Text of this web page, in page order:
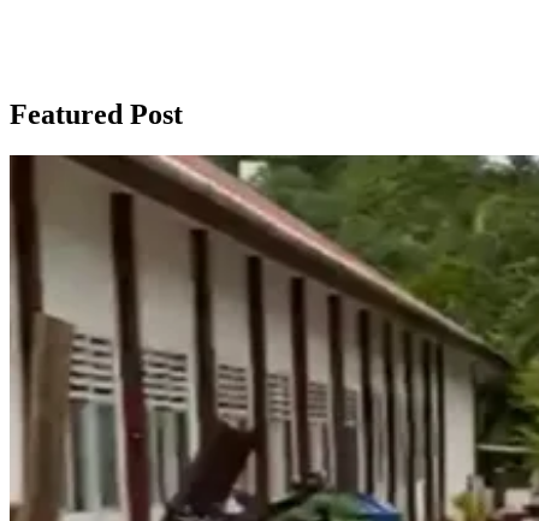
Featured Post